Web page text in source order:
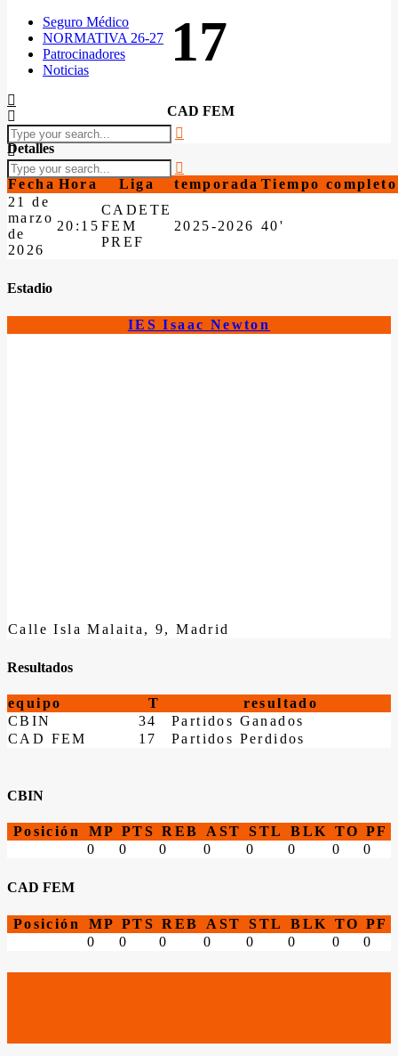
Seguro Médico
NORMATIVA 26-27
Patrocinadores
Noticias
17
CAD FEM
Detalles
Fecha Hora Liga temporada Tiempo completo
21 de
marzo
de
2026
20:15
CADETE
FEM
PREF
2025-2026 40'
Estadio
IES Isaac Newton
Calle Isla Malaita, 9, Madrid
Resultados
equipo T
resultado
CBIN
34
Partidos Ganados
CAD FEM
17 Partidos Perdidos
CBIN
Posición MP PTS REB AST STL BLK TO PF
0
0 0 0 0 0 0 0
CAD FEM
Posición MP PTS REB AST STL BLK TO PF
0
0 0 0 0 0 0 0